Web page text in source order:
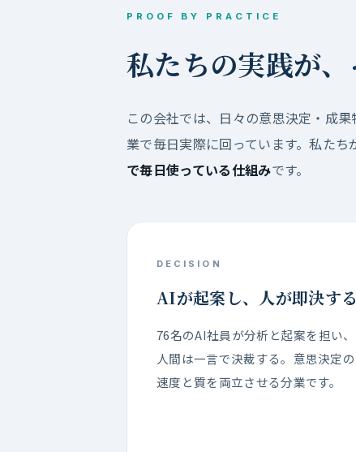
PROOF BY PRACTICE
私たちの実践が、
この会社では、日々の意思決定・成
業で毎日実際に回っています。私た
で毎日使っている仕組みです。
DECISION
AIが起案し、人が即決する
76名のAI社員が分析と起案を担い、
人間は一言で決裁する。意思決定の
速度と質を両立させる分業です。